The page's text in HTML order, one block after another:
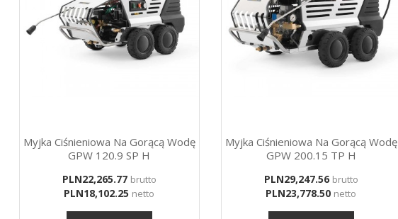
Myjka Ciśnieniowa Na Gorącą Wodę
GPW 120.9 SP H
Price
PLN22,265.77 brutto
PLN18,102.25 netto
Myjka Ciśnieniowa Na Gorącą Wodę
GPW 200.15 TP H
Price
PLN29,247.56 brutto
PLN23,778.50 netto